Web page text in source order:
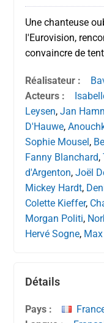
Une chanteuse
l'Eurovision,
convaincre de
Réalisateur :
Acteurs :
Leysen,Jan
D'Hauwe,
Sophie Mousel,
Fanny Blanchard,
d'Argenton,Joël
Mickey Hardt,
Colette Kieffer,
Morgan Politi,
Hervé Sogne,
Détails
Pays :